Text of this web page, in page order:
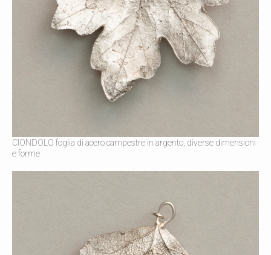
CIONDOLO foglia di acero campestre in argento, diverse dimensioni
e forme